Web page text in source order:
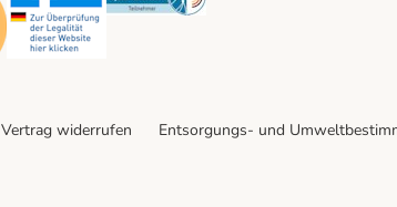
Vertrag widerrufen Entsorgungs- und